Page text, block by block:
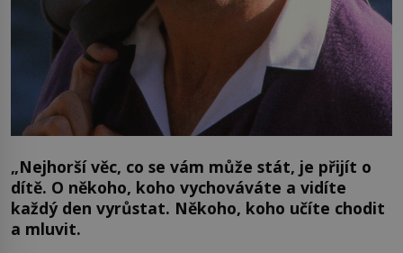
„Nejhorší věc, co se vám může stát, je přijít o
dítě. O někoho, koho vychováváte a vidíte
každý den vyrůstat. Někoho, koho učíte chodit
a mluvit.